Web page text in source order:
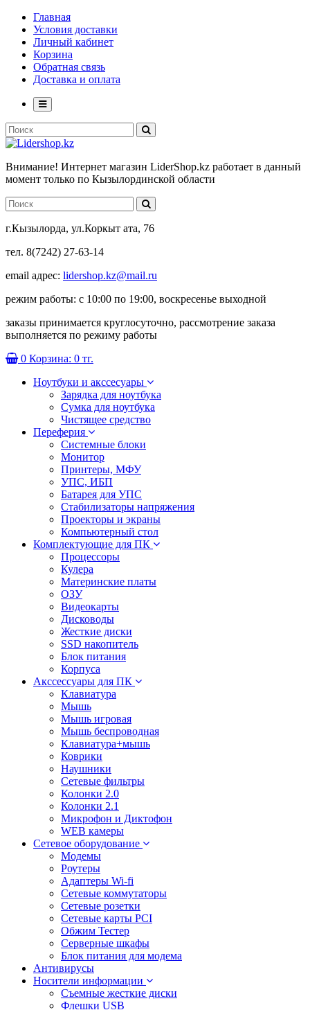
Главная
Условия доставки
Личный кабинет
Корзина
Обратная связь
Доставка и оплата
Внимание! Интернет магазин LiderShop.kz работает в данный
момент только по Кызылординской области
г.Кызылорда, ул.Коркыт ата, 76
тел. 8(7242) 27-63-14
email адрес: lidershop.kz@mail.ru
режим работы: с 10:00 по 19:00, воскресенье выходной
заказы принимается круглосуточно, рассмотрение заказа
выполняется по режиму работы
0 Корзина: 0 тг.
Ноутбуки и акссесуары
Зарядка для ноутбука
Сумка для ноутбука
Чистящее средство
Переферия
Системные блоки
Монитор
Принтеры, МФУ
УПС, ИБП
Батарея для УПС
Стабилизаторы напряжения
Проекторы и экраны
Компьютерный стол
Комплектующие для ПК
Процессоры
Кулера
Материнские платы
ОЗУ
Видеокарты
Дисководы
Жесткие диски
SSD накопитель
Блок питания
Корпуса
Акссессуары для ПК
Клавиатура
Мышь
Мышь игровая
Мышь беспроводная
Клавиатура+мышь
Коврики
Наушники
Сетевые фильтры
Колонки 2.0
Колонки 2.1
Микрофон и Диктофон
WEB камеры
Сетевое оборудование
Модемы
Роутеры
Адаптеры Wi-fi
Сетевые коммутаторы
Сетевые розетки
Сетевые карты PCI
Обжим Тестер
Серверные шкафы
Блок питания для модема
Антивирусы
Носители информации
Съемные жесткие диски
Флешки USB